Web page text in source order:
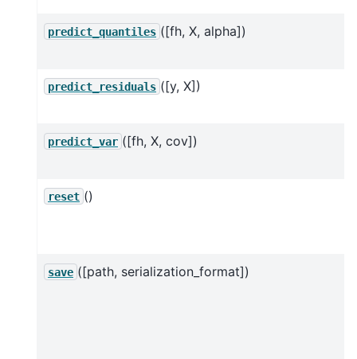
predict_quantiles ([fh, X, alpha])
predict_residuals ([y, X])
predict_var ([fh, X, cov])
reset ()
save ([path, serialization_format])